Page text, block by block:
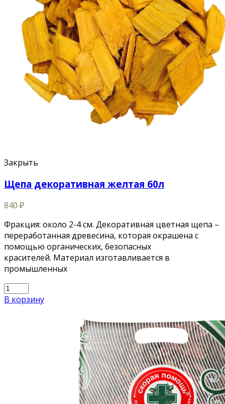
Закрыть
Щепа декоративная желтая 60л
840 ₽
Фракция: около 2-4 см. Декоративная цветная щепа –
переработанная древесина, которая окрашена с
помощью органических, безопасных
красителей. Материал изготавливается в
промышленных
В корзину